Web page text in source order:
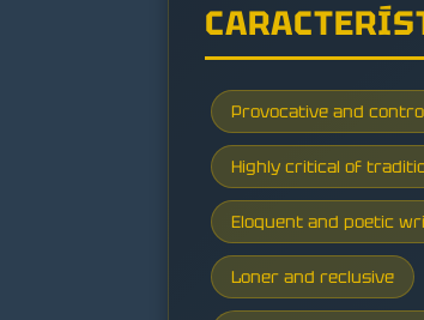
Provocative and
Highly critical of
Eloquent and poetic
Loner and reclusive